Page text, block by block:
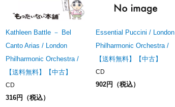
Kathleen Battle － Bel
Canto Arias / London
Philharmonic Orchestra /
【送料無料】【中古】
CD
316円（税込）
Essential Puccini / London
Philharmonic Orchestra /
【送料無料】【中古】
CD
902円（税込）